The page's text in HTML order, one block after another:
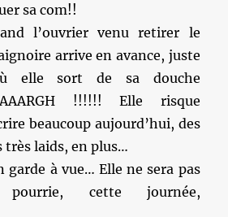
sa com!!
l’ouvrier venu retirer le
arrive en avance, juste
elle sort de sa douche
!!!!!! Elle risque
beaucoup aujourd’hui, des
très laids, en plus…
garde à vue… Elle ne sera pas
pourrie, cette journée,